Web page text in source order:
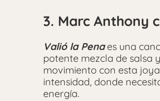
3. Marc Anthony
Valió la Penaes una
potente mezcla de salsa
movimiento con esta
intensidad, donde
energía.